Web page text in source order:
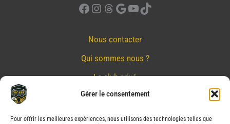
Gérer le consentement
Pour offrir les meilleures expériences, nous utilisons des technologies telles que
Facebook
Instagram
Threads
Google
YouTube
TikTok
Nous contacter
Qui sommes nous ?
Le club privé
Réserver
Nos partenaires